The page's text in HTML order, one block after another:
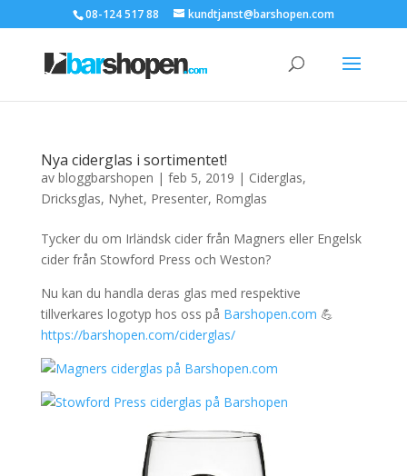
08-124 517 88 kundtjanst@barshopen.com
Nya ciderglas i sortimentet!
av bloggbarshopen | feb 5, 2019 | Ciderglas,
Dricksglas, Nyhet, Presenter, Romglas
Tycker du om Irländsk cider från Magners eller Engelsk
cider från Stowford Press och Weston?
Nu kan du handla deras glas med respektive
tillverkares logotyp hos oss på Barshopen.com 💪
https://barshopen.com/ciderglas/